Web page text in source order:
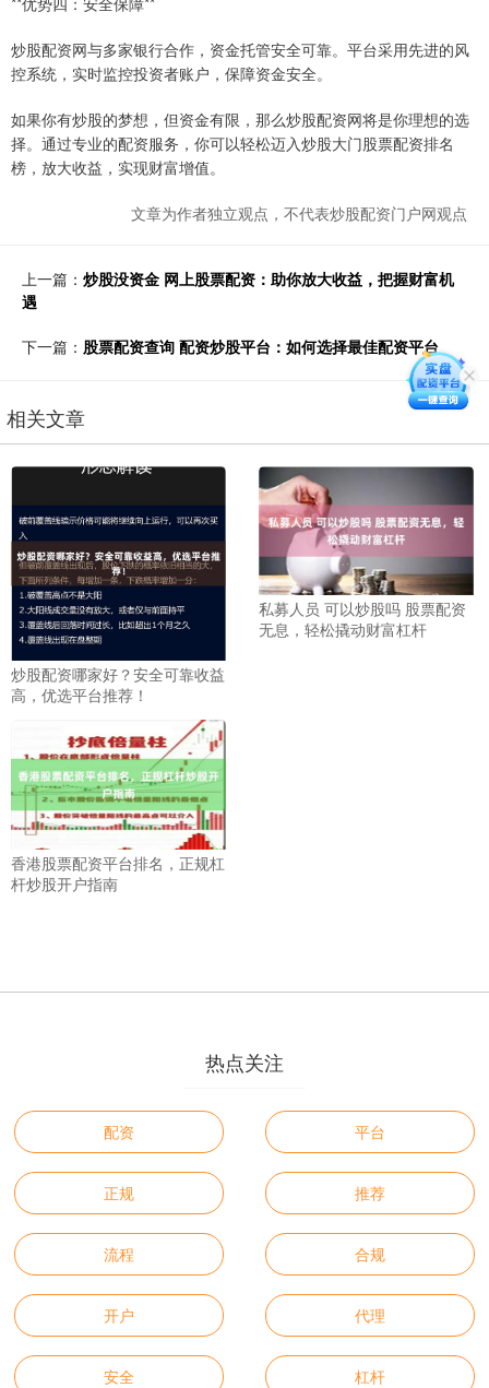
炒股配资网与多家银行合作，资金托管安全可靠。平台采用先进的风
控系统，实时监控投资者账户，保障资金安全。
如果你有炒股的梦想，但资金有限，那么炒股配资网将是你理想的选
择。通过专业的配资服务，你可以轻松迈入炒股大门股票配资排名
榜，放大收益，实现财富增值。
文章为作者独立观点，不代表炒股配资门户网观点
上一篇： 炒股没资金 网上股票配资：助你放大收益，把握财富机
遇
下一篇： 股票配资查询 配资炒股平台：如何选择最佳配资平台
相关文章
炒股配资哪家好？安全可靠收益
高，优选平台推荐！
私募人员 可以炒股吗 股票配资
无息，轻松撬动财富杠杆
香港股票配资平台排名，正规杠
杆炒股开户指南
热点关注
配资 平台
正规 推荐
流程 合规
开户 代理
安全 杠杆